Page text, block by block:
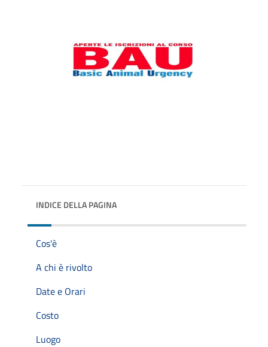
INDICE DELLA PAGINA
Cos'è
A chi è rivolto
Date e Orari
Costo
Luogo